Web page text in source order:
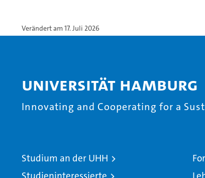
Verändert am 17. Juli 2026
Universität Hamburg
Innovating and Cooperating for a
Studium an der UHH